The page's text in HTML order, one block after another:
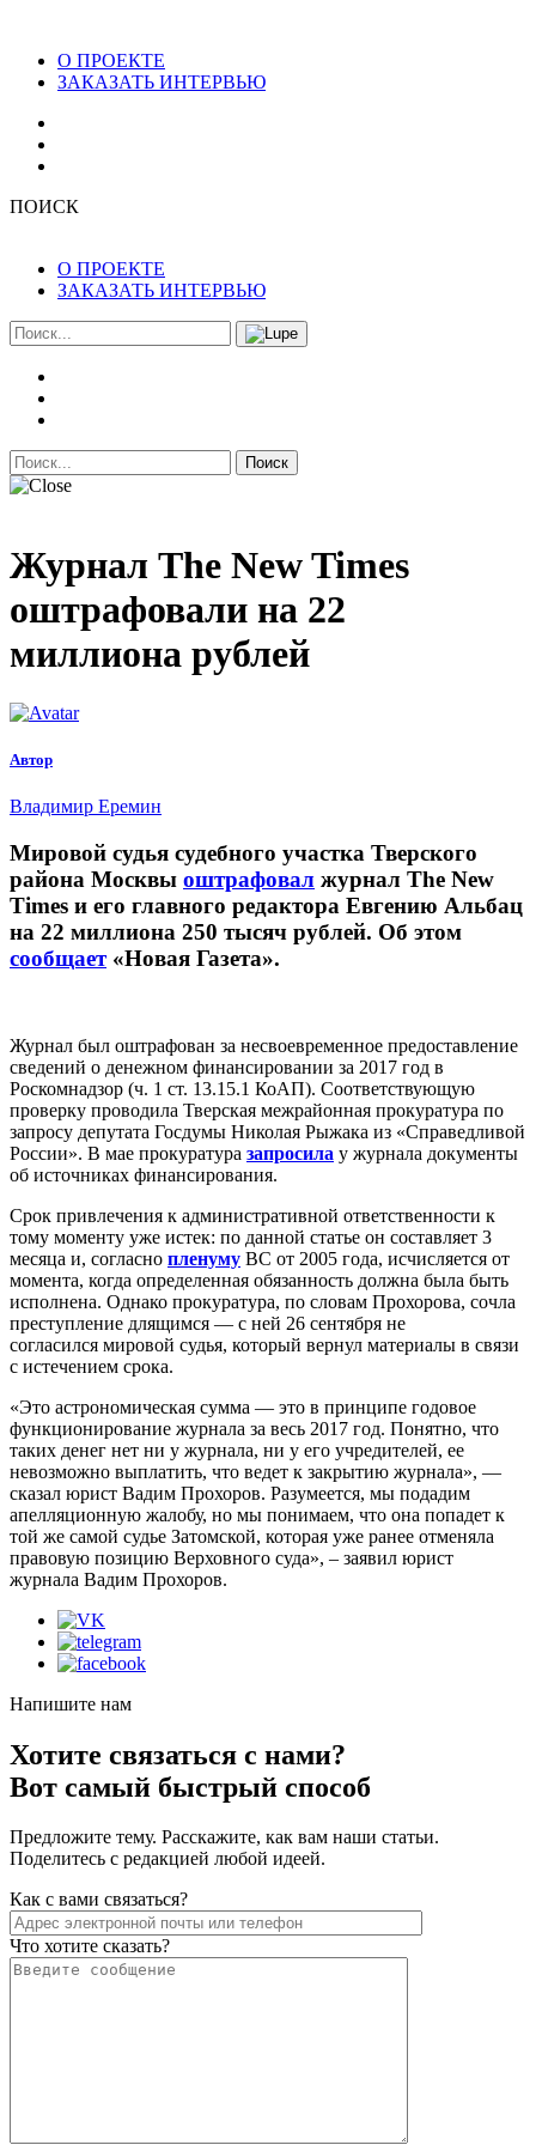
О ПРОЕКТЕ
ЗАКАЗАТЬ ИНТЕРВЬЮ
ПОИСК
О ПРОЕКТЕ
ЗАКАЗАТЬ ИНТЕРВЬЮ
Поиск
Журнал The New Times
оштрафовали на 22
миллиона рублей
Автор
Владимир Еремин
Мировой судья судебного участка Тверского
района Москвы оштрафовал журнал The New
Times и его главного редактора Евгению Альбац
на 22 миллиона 250 тысяч рублей. Об этом
сообщает«Новая Газета».
Журнал был оштрафован за несвоевременное предоставление
сведений о денежном финансировании за 2017 год в
Роскомнадзор (ч. 1 ст. 13.15.1 КоАП). Соответствующую
проверку проводила Тверская межрайонная прокуратура по
запросу депутата Госдумы Николая Рыжака из «Справедливой
России». В мае прокуратура запросила у журнала документы
об источниках финансирования.
Срок привлечения к административной ответственности к
тому моменту уже истек: по данной статье он составляет 3
месяца и, согласно пленуму ВС от 2005 года, исчисляется от
момента, когда определенная обязанность должна была быть
исполнена. Однако прокуратура, по словам Прохорова, сочла
преступление длящимся — с ней 26 сентября не
согласился мировой судья, который вернул материалы в связи
с истечением срока.
«Это астрономическая сумма — это в принципе годовое
функционирование журнала за весь 2017 год. Понятно, что
таких денег нет ни у журнала, ни у его учредителей, ее
невозможно выплатить, что ведет к закрытию журнала», —
сказал юрист Вадим Прохоров. Разумеется, мы подадим
апелляционную жалобу, но мы понимаем, что она попадет к
той же самой судье Затомской, которая уже ранее отменяла
правовую позицию Верховного суда», – заявил юрист
журнала Вадим Прохоров.
Напишите нам
Хотите связаться с нами?
Вот самый быстрый способ
Предложите тему. Расскажите, как вам наши статьи.
Поделитесь с редакцией любой идеей.
Как с вами связаться?
Что хотите сказать?